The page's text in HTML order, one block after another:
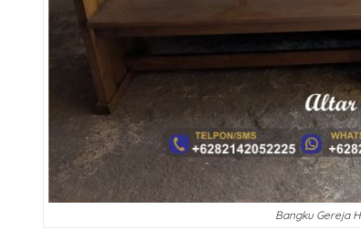
Bangku Gereja